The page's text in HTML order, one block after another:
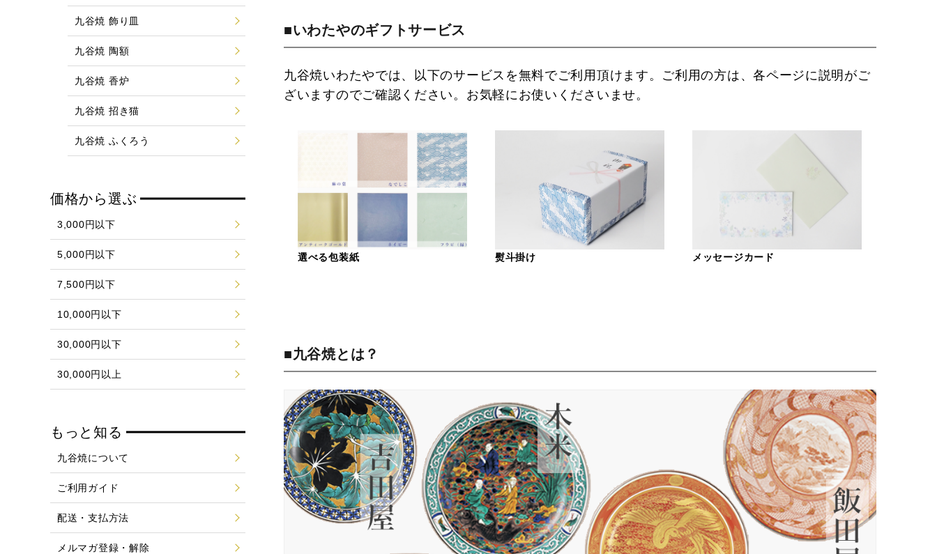
■いわたやのギフトサービス
九谷焼いわたやでは、以下のサービスを無料でご利用頂けます。ご利用の方は、各ページに説明がご
ざいますのでご確認ください。お気軽にお使いくださいませ。
選べる包装紙 熨斗掛け メッセージカード
■九谷焼とは？
九谷焼 飾り皿
九谷焼 陶額
九谷焼 香炉
九谷焼 招き猫
九谷焼 ふくろう
価格から選ぶ
3,000円以下
5,000円以下
7,500円以下
10,000円以下
30,000円以下
30,000円以上
もっと知る
九谷焼について
ご利用ガイド
配送・支払方法
メルマガ登録・解除